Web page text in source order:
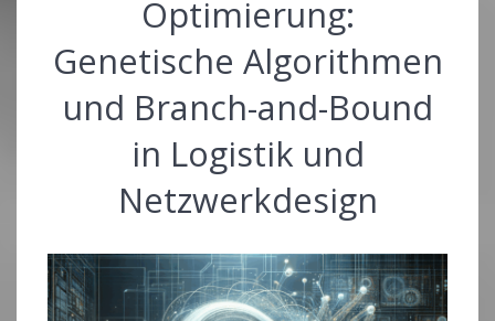
Optimierung:
Genetische Algorithmen
und Branch-and-Bound
in Logistik und
Netzwerkdesign